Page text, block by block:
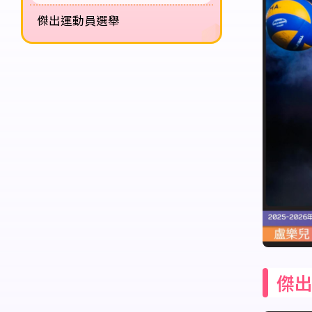
傑
傑出運動員選舉